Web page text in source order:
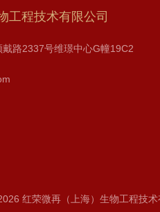
工程技术有限公司
路2337号维璟中心G幢19C2
红荣微再（上海）生物工程技